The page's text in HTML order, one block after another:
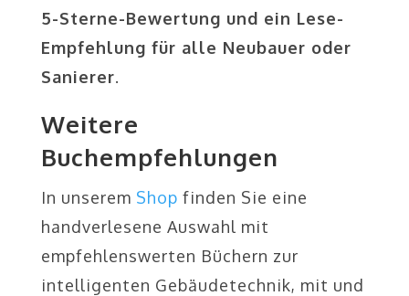
5-Sterne-Bewertung und ein Lese-
Empfehlung für alle Neubauer oder
Sanierer.
Weitere
Buchempfehlungen
In unserem Shop finden Sie eine
handverlesene Auswahl mit
empfehlenswerten Büchern zur
intelligenten Gebäudetechnik, mit und